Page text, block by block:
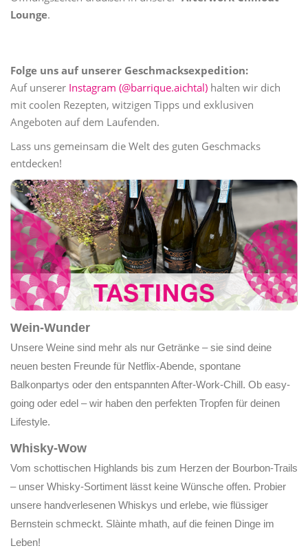
Lounge.
Folge uns auf unserer Geschmacksexpedition:
Auf unserer Instagram (@barrique.aichtal) halten wir dich
mit coolen Rezepten, witzigen Tipps und exklusiven
Angeboten auf dem Laufenden.
Lass uns gemeinsam die Welt des guten Geschmacks
entdecken!
Wein-Wunder
Unsere Weine sind mehr als nur Getränke – sie sind deine
neuen besten Freunde für Netflix-Abende, spontane
Balkonpartys oder den entspannten After-Work-Chill. Ob easy-
going oder edel – wir haben den perfekten Tropfen für deinen
Lifestyle.
Whisky-Wow
Vom schottischen Highlands bis zum Herzen der Bourbon-Trails
– unser Whisky-Sortiment lässt keine Wünsche offen. Probier
unsere handverlesenen Whiskys und erlebe, wie flüssiger
Bernstein schmeckt. Slàinte mhath, auf die feinen Dinge im
Leben!